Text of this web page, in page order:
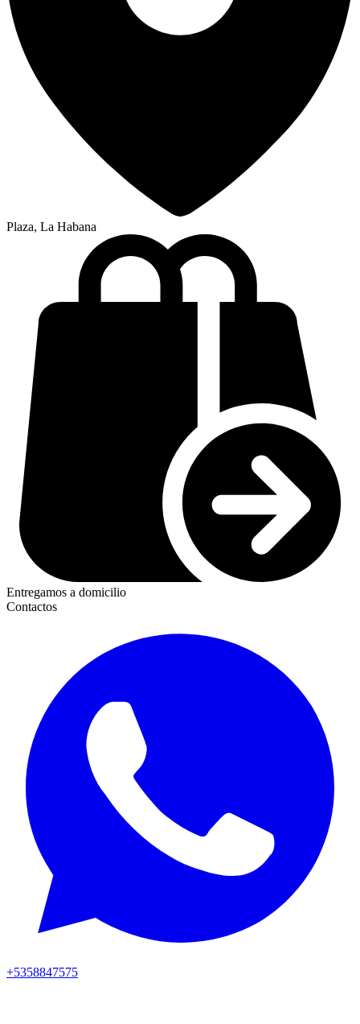
Plaza, La Habana
Entregamos a domicilio
Contactos
+5358847575